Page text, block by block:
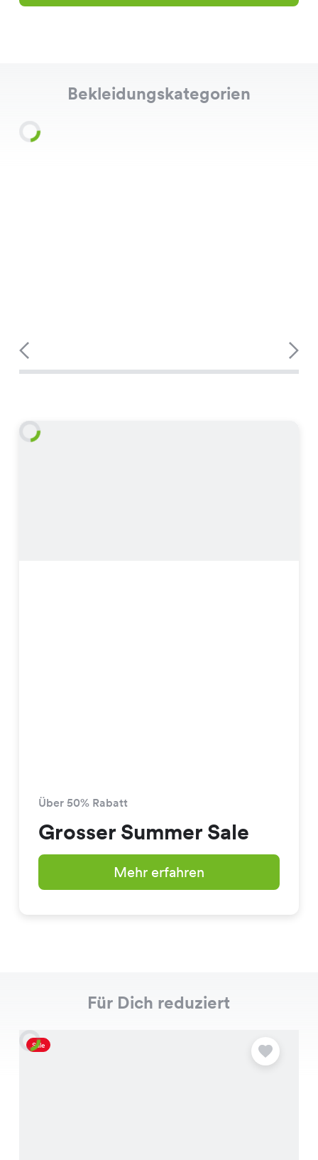
Bekleidungskategorien
Über 50% Rabatt
Grosser Summer Sale
Mehr erfahren
Für Dich reduziert
Sale